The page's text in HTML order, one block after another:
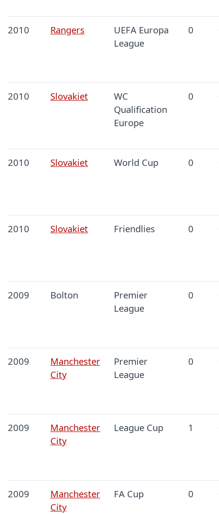
2010 Rangers
UEFA Europa
League
0
2010 Slovakiet
WC
Qualification
Europe
0
2010 Slovakiet World Cup 0
2010 Slovakiet Friendlies 0
2009 Bolton
Premier
League
0
2009
Manchester
City
Premier
League
0
2009
Manchester
City
League Cup 1
2009
Manchester
City
FA Cup 0